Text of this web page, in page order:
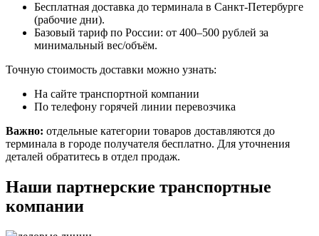
Бесплатная доставка до терминала в Санкт-Петербурге
(рабочие дни).
Базовый тариф по России: от 400–500 рублей за
минимальный вес/объём.
Точную стоимость доставки можно узнать:
На сайте транспортной компании
По телефону горячей линии перевозчика
Важно: отдельные категории товаров доставляются до
терминала в городе получателя бесплатно. Для уточнения
деталей обратитесь в отдел продаж.
Наши партнерские транспортные
компании